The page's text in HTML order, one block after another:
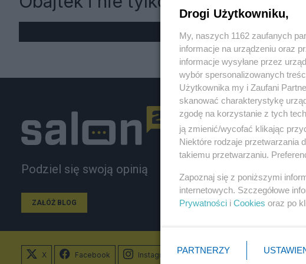
Podziel się swoją opinią
ZAŁÓŻ BLOG
Polityka
PiS
Rząd
NATO
KO
X Facebook Instagram
Drogi Użytkowniku,
My, naszych 1162 zaufanych
informacje na urządzeniu oraz
informacje wysyłane przez
wybór spersonalizowanych
Użytkownika my i Zaufani
skanować charakterystykę
zgodę na korzystanie z tych
ją zmienić/wycofać klikając
Niektóre rodzaje przetwarzania
takiemu przetwarzaniu.
Zapoznaj się z poniższymi
internetowych. Szczegółowe
Prywatności i Cookies oraz po
PARTNERZY